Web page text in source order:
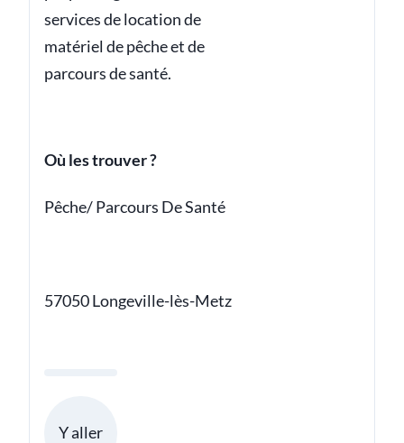
services de location de
matériel de pêche et de
parcours de santé.
Où les trouver ?
Pêche/ Parcours De Santé
57050 Longeville-lès-Metz
Y aller